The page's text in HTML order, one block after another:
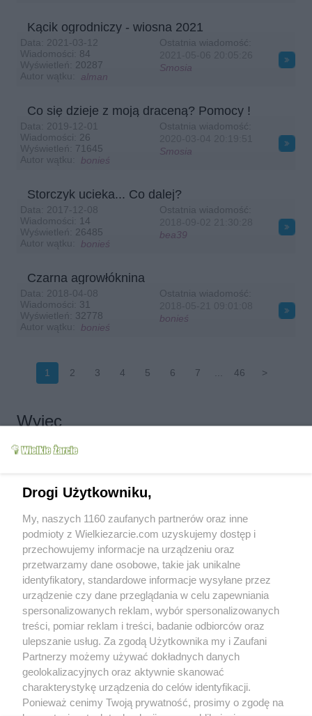
Data: 2021-03-12
Kącik ogrodniczy - wiosna 2021
Wiadomości:
84
Autor wątku:
alman
Ostatnia wiadomość:
Smosia
Wyświetleń: 20287
Data: 2019-12-01
Co się dzieje z moją draceną? Pomocy !
Wiadomości:
26
Autor wątku:
bonieś
Ostatnia wiadomość:
Smosia
Wyświetleń: 71645
Data: 2017-12-08
Storczyk ucieka... Co dalej?
Wiadomości:
14
Autor wątku:
bonieś
Ostatnia wiadomość:
bea39
Wyświetleń: 26485
Data: 2018-04-08
Czarna agrowłóknina
Wiadomości:
31
Autor wątku:
bonieś
Ostatnia wiadomość:
bonieś
Wyświetleń: 32778
1 2 3 4 5 6 7 46 >
Wyjec
2026-06-24 20:06:47
mania233
Witam,u mnie gorąco 30 stopni i słoneczko a na weekend ma być nawet
40,jutro robię pierogi ruskie i pierogi z truskawkami,właśnie szukam
przepisu na WŻ
Hej, heej ;)) jak dychacie w ten upalny dzień? ja szukam cienia i chyba
znowu ukręcę lody ;P
2026-06-27 20:20:36
Witam,jakoś daję radę,ja lubię taki upał,ale reszta rodziny i Piesek nie
2026-06-30 08:34:19
Smosia
Dzień dobry :) tak, noce upalne to koszmar, ale cóż, sorry - taki klimat" ;DD
2026-07-03 08:26:24
Smosia
Dzień najlepszy bo piątkowy ;)) odpoczniemy lub nadrobimy zaległości /ja
2026-07-06 04:49:01
mania233
Witam w poniedziałek,coś ostatnio zimno,ja chcę ciepła
2026-07-06 18:12:59
Smosia
2026-07-22 13:27:12
Witam w dniu kiedyś świątecznym - 22go lipca ;) dzisiaj praca lub
Witam,dzisiaj u nnie raz słońce raz chmury ale wieje lodem,od jutra ma
zimną wodą ile wlezie i pilnuję by zwierzaki siedziały w cieniu.
2026-07-30 14:00:44
mania233
Kocham taką upalną pogodę
2026-07-31 14:21:23
Smosia
Dobry piątek :) i znowu żar z nieba, nie dla mnie tropiki, bez klimy i
basenu trudno wytrzymać ;DD
2026-08-03 20:07:32
mania233
W środę ma być 38 stopni,pozdrawiam serdecznie
2026-08-04 14:02:55
Smosia
Witam upalnie:)) teraz 37, jutro 38, ciekawe kiedy magiczne /pikielne/ 40
przekroczy ;D
Drogi Użytkowniku,
My, naszych 1160 zaufanych partnerów oraz inne
podmioty z Wielkiezarcie.com uzyskujemy dostęp i
przechowujemy informacje na urządzeniu oraz
przetwarzamy dane osobowe, takie jak unikalne
identyfikatory, standardowe informacje wysyłane przez
urządzenie czy dane przeglądania w celu zapewniania
spersonalizowanych reklam, wybór spersonalizowanych
treści, pomiar reklam i treści, badanie odbiorców oraz
ulepszanie usług. Za zgodą Użytkownika my i Zaufani
Partnerzy możemy używać dokładnych danych
geolokalizacyjnych oraz aktywnie skanować
charakterystykę urządzenia do celów identyfikacji.
Ponieważ cenimy Twoją prywatność, prosimy o zgodę na